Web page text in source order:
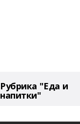
Рубрика "Еда и
напитки"